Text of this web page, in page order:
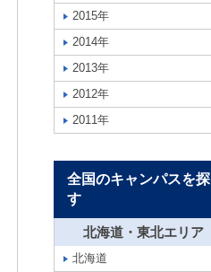
2015年
2014年
2013年
2012年
2011年
全国のキャンパスを探
す
北海道・東北エリア
北海道